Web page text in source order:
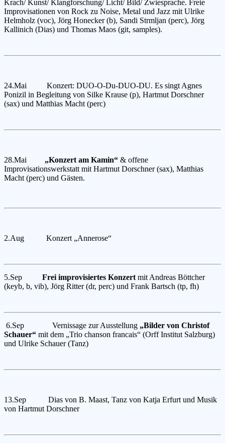
Krach/ Kunst/ Klangforschung/ Licht/ Bild/ Zwiesprache. Freie
Improvisationen von Rock zu Noise, Metal und Jazz mit Ulrike
Helmholz (voc), Jörg Honecker (b), Sandi Strmljan (perc), Jörg
Kallinich (Dias) und Thomas Maos (git, samples).
24.Mai Konzert: DUO-O-Du-DUO-DU. Es singt Agnes
Ponizil in Begleitung von Silke Krause (p), Hartmut Dorschner
(sax) und Matthias Macht (perc)
28.Mai „Konzert am Kamin“ & offene
Improvisationswerkstatt mit Hartmut Dorschner (sax), Matthias
Macht (perc) und Gästen.
2.Aug Konzert „Annerose“
5.Sep Frei improvisiertes Konzert mit Andreas Böttcher
(keyb, b, vib), Jörg Ritter (dr, perc) und Frank Bartsch (tp, fh)
6.Sep Vernissage zur Ausstellung „Bilder von Christof
Schauer“ mit dem „Trio chanson francais“ (Orff Institut Salzburg)
und Ulrike Schauer (Tanz)
13.Sep Dias von B. Maast, Tanz von Katja Erfurt und Musik
von Hartmut Dorschner